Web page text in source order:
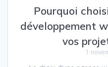
Pourquoi
développement
vos
1